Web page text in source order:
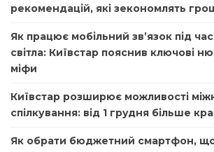
рекомендацій, які зекономлять
Як працює мобільний зв’язок під
світла: Київстар пояснив ключові
міфи
Київстар розширює можливості
спілкування: від 1 грудня більше
Як обрати бюджетний смартфон,